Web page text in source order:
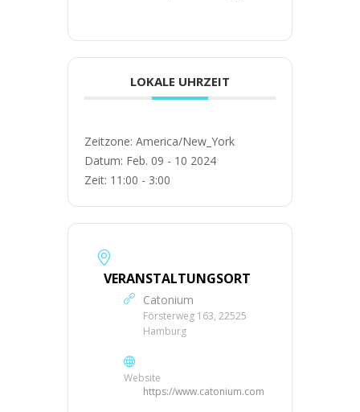
LOKALE UHRZEIT
Zeitzone: America/New_York
Datum: Feb. 09 - 10 2024
Zeit: 11:00 - 3:00
VERANSTALTUNGSORT
Catonium
Försterweg 163, 22525
Hamburg
Website
https://www.catonium.com